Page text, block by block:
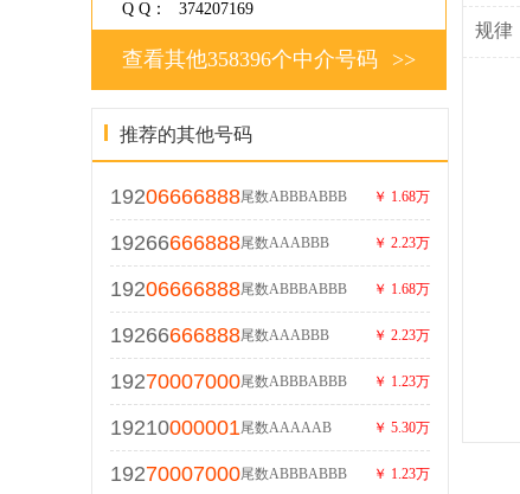
规律
Q Q： 374207169
>>
查看其他358396个中介号码
推荐的其他号码
19206666888尾数ABBBABBB ￥ 1.68万
19266666888尾数AAABBB ￥ 2.23万
19206666888尾数ABBBABBB ￥ 1.68万
19266666888尾数AAABBB ￥ 2.23万
19270007000尾数ABBBABBB ￥ 1.23万
19210000001尾数AAAAAB ￥ 5.30万
19270007000尾数ABBBABBB ￥ 1.23万